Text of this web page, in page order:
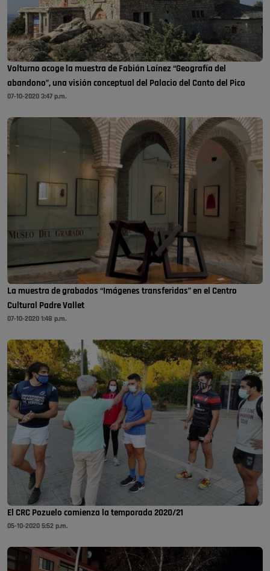
Volturno acoge la muestra de Fabián Laínez “Geografía del
abandono”, una visión conceptual del Palacio del Canto del Pico
07-10-2020 3:47 p.m.
La muestra de grabados “Imágenes transferidas” en el Centro
Cultural Padre Vallet
07-10-2020 1:48 p.m.
El CRC Pozuelo comienza la temporada 2020/21
05-10-2020 5:52 p.m.